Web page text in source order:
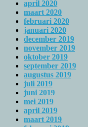
april 2020
maart 2020
februari 2020
januari 2020
december 2019
november 2019
oktober 2019
september 2019
augustus 2019
juli 2019
juni 2019
mei 2019
april 2019
maart 2019